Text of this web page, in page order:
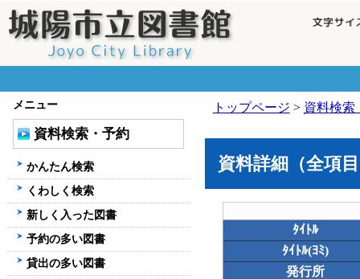
トップページ > 資料検索
資料詳細（全項
ﾀｲﾄﾙ
ﾀｲﾄﾙ(ﾖﾐ)
発行所
メニュー
資料検索・予約
かんたん検索
くわしく検索
新しく入った図書
予約の多い図書
貸出の多い図書